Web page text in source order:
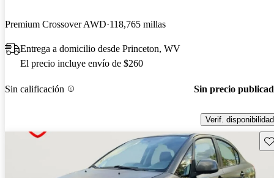
Premium Crossover AWD 118,765 millas
Entrega a domicilio desde Princeton, WV
El precio incluye envío de $260
Sin calificación Sin precio
Verif. disponibilidad